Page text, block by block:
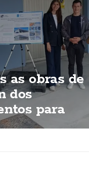
as obras de
dos
para
do porto de